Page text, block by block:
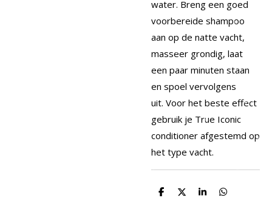
water. Breng een goed
voorbereide shampoo
aan op de natte vacht,
masseer grondig, laat
een paar minuten staan ​​
en spoel vervolgens
uit. Voor het beste effect
gebruik je True Iconic
conditioner afgestemd op
het type vacht.
D
D
S
D